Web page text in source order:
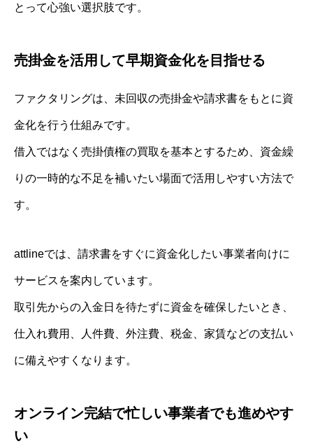
とって心強い選択肢です。
売掛金を活用して早期資金化を目指せる
ファクタリングは、未回収の売掛金や請求書をもとに資
金化を行う仕組みです。
借入ではなく売掛債権の買取を基本とするため、資金繰
りの一時的な不足を補いたい場面で活用しやすい方法で
す。
attlineでは、請求書をすぐに資金化したい事業者向けに
サービスを案内しています。
取引先からの入金日を待たずに資金を確保したいとき、
仕入れ費用、人件費、外注費、税金、家賃などの支払い
に備えやすくなります。
オンライン完結で忙しい事業者でも進めやす
い